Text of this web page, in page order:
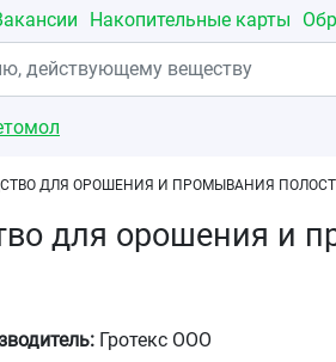
Накопительные карты
ДЛЯ ОРОШЕНИЯ И ПРОМЫВАНИЯ
для орошения и
Гротекс ООО